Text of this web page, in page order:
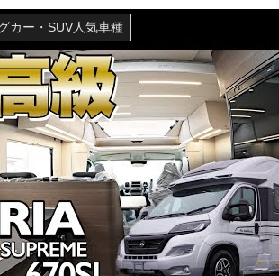
カー・SUV人気車種